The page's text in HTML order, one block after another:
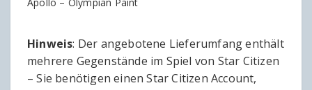
Hinweis: Der angebotene Lieferumfang enthält
mehrere Gegenstände im Spiel von Star Citizen
– Sie benötigen einen Star Citizen Account,